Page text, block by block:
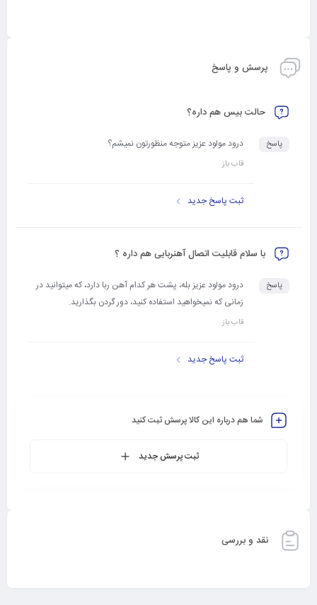
پرسش و پاسخ
حالت بیس هم داره؟
پاسخ درود مولود عزیز متوجه منظورتون نمیشم؟
قاب باز
ثبت پاسخ جدید
با سلام قابلیت اتصال آهنربایی هم داره ؟
پاسخ
درود مولود عزیز بله، پشت هر کدام آهن ربا دارد، که میتوانید در
زمانی که نمیخواهید استفاده کنید، دور گردن بگذارید.
قاب باز
ثبت پاسخ جدید
شما هم درباره این کالا پرسش ثبت کنید
ثبت پرسش جدید
نقد و بررسی